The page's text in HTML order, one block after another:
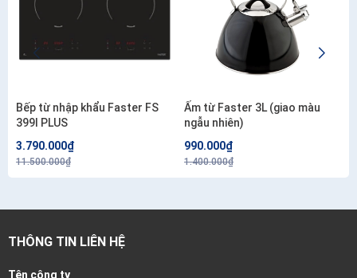
Bếp từ nhập khẩu Faster FS
399I PLUS
3.790.000₫
11.500.000₫
Ấm từ Faster 3L (giao màu
ngẫu nhiên)
990.000₫
1.400.000₫
THÔNG TIN LIÊN HỆ
Tên công ty